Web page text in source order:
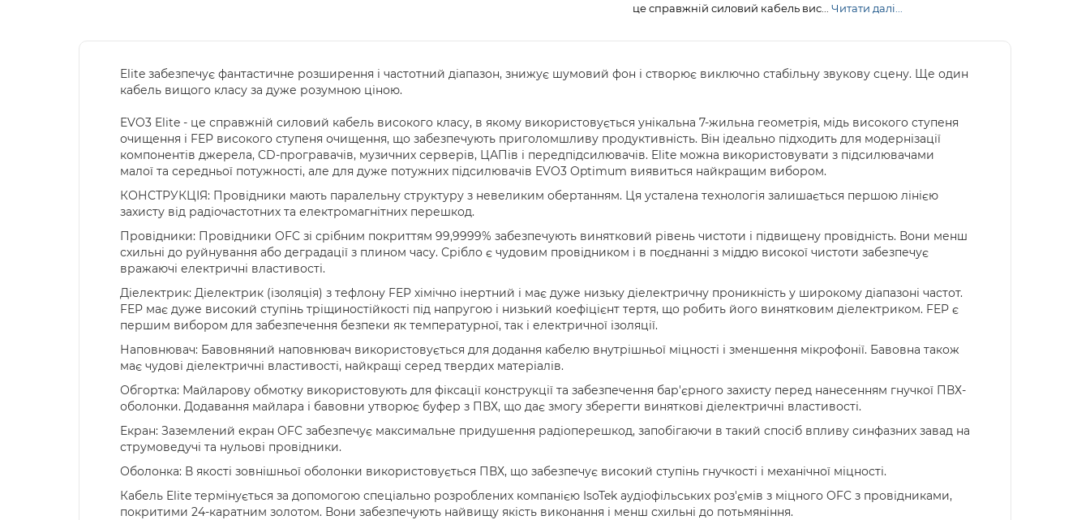
це справжній силовий кабель вис... Читати далі...
Elite забезпечує фантастичне розширення і частотний діапазон, знижує шумовий фон і створює виключно стабільну звукову сцену. Ще один
кабель вищого класу за дуже розумною ціною.
EVO3 Elite - це справжній силовий кабель високого класу, в якому використовується унікальна 7-жильна геометрія, мідь високого ступеня
очищення і FEP високого ступеня очищення, що забезпечують приголомшливу продуктивність. Він ідеально підходить для модернізації
компонентів джерела, CD-програвачів, музичних серверів, ЦАПів і передпідсилювачів. Elite можна використовувати з підсилювачами
малої та середньої потужності, але для дуже потужних підсилювачів EVO3 Optimum виявиться найкращим вибором.
КОНСТРУКЦІЯ: Провідники мають паралельну структуру з невеликим обертанням. Ця усталена технологія залишається першою лінією
захисту від радіочастотних та електромагнітних перешкод.
Провідники: Провідники OFC зі срібним покриттям 99,9999% забезпечують винятковий рівень чистоти і підвищену провідність. Вони менш
схильні до руйнування або деградації з плином часу. Срібло є чудовим провідником і в поєднанні з міддю високої чистоти забезпечує
вражаючі електричні властивості.
Діелектрик: Діелектрик (ізоляція) з тефлону FEP хімічно інертний і має дуже низьку діелектричну проникність у широкому діапазоні частот.
FEP має дуже високий ступінь тріщиностійкості під напругою і низький коефіцієнт тертя, що робить його винятковим діелектриком. FEP є
першим вибором для забезпечення безпеки як температурної, так і електричної ізоляції.
Наповнювач: Бавовняний наповнювач використовується для додання кабелю внутрішньої міцності і зменшення мікрофонії. Бавовна також
має чудові діелектричні властивості, найкращі серед твердих матеріалів.
Обгортка: Майларову обмотку використовують для фіксації конструкції та забезпечення бар'єрного захисту перед нанесенням гнучкої ПВХ-
оболонки. Додавання майлара і бавовни утворює буфер з ПВХ, що дає змогу зберегти виняткові діелектричні властивості.
Екран: Заземлений екран OFC забезпечує максимальне придушення радіоперешкод, запобігаючи в такий спосіб впливу синфазних завад на
струмоведучі та нульові провідники.
Оболонка: В якості зовнішньої оболонки використовується ПВХ, що забезпечує високий ступінь гнучкості і механічної міцності.
Кабель Elite термінується за допомогою спеціально розроблених компанією IsoTek аудіофільських роз'ємів з міцного OFC з провідниками,
покритими 24-каратним золотом. Вони забезпечують найвищу якість виконання і менш схильні до потьмяніння.